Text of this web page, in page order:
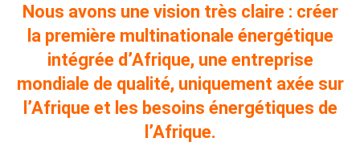
Nous avons une vision très claire : créer
la première multinationale énergétique
intégrée d’Afrique, une entreprise
mondiale de qualité, uniquement axée sur
l’Afrique et les besoins énergétiques de
l’Afrique.